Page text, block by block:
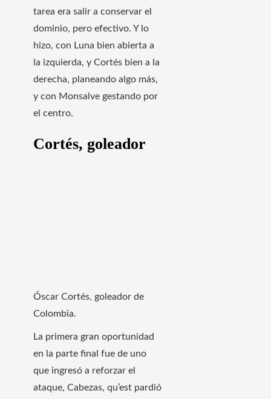
tarea era salir a conservar el
dominio, pero efectivo. Y lo
hizo, con Luna bien abierta a
la izquierda, y Cortés bien a la
derecha, planeando algo más,
y con Monsalve gestando por
el centro.
Cortés, goleador
Óscar Cortés, goleador de
Colombia.
La primera gran oportunidad
en la parte final fue de uno
que ingresó a reforzar el
ataque, Cabezas, qu’est pardió